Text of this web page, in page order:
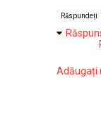
Răspundeți
Adăugați